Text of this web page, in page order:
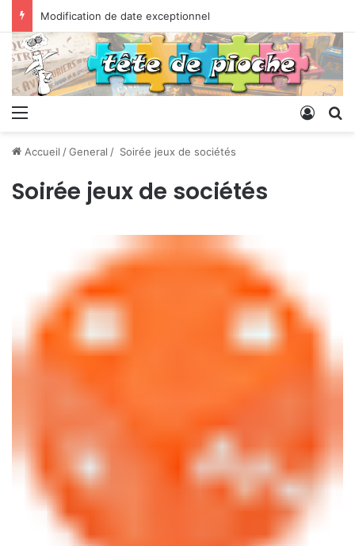
Modification de date exceptionnel
Menu
Accueil /General / Soirée jeux de sociétés
Soirée jeux de sociétés